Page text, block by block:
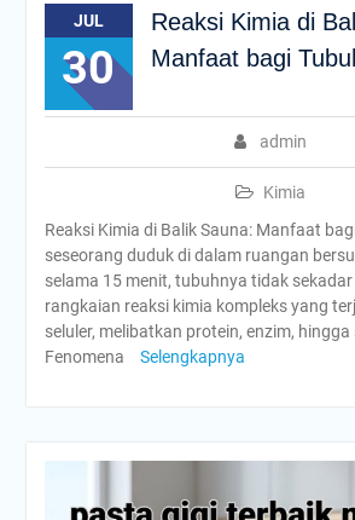
JUL
30
Reaksi Kimia di
Manfaat bagi
admin
Kimia
Reaksi Kimia di Balik Sauna: Manfaat
seseorang duduk di dalam ruangan
selama 15 menit, tubuhnya tidak
rangkaian reaksi kimia kompleks yang
seluler, melibatkan protein, enzim,
Fenomena
Selengkapnya